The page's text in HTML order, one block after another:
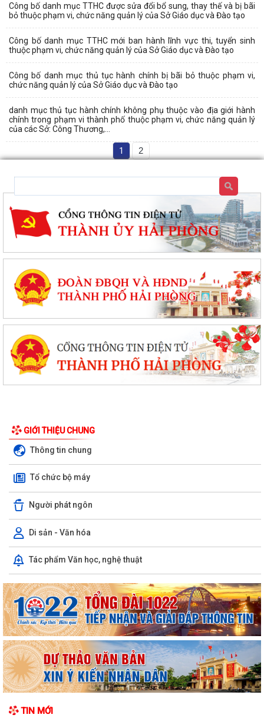
Công bố danh mục TTHC được sửa đổi bổ sung, thay thế và bị bãi
bỏ thuộc phạm vi, chức năng quản lý của Sở Giáo dục và Đào tạo
Công bố danh mục TTHC mới ban hành lĩnh vực thi, tuyển sinh
thuộc phạm vi, chức năng quản lý của Sở Giáo dục và Đào tạo
Công bố danh mục thủ tục hành chính bị bãi bỏ thuộc phạm vi,
chức năng quản lý của Sở Giáo dục và Đào tạo
danh mục thủ tục hành chính không phụ thuộc vào địa giới hành
chính trong phạm vi thành phố thuộc phạm vi, chức năng quản lý
của các Sở: Công Thương,...
1 2
GIỚI THIỆU CHUNG
Thông tin chung
Tổ chức bộ máy
Người phát ngôn
Di sản - Văn hóa
Tác phẩm Văn học, nghệ thuật
TIN MỚI
PHƯỜNG NGÔ QUYỀN THÔNG TIN VỀ VỤ CHÁY TẠI ĐƯỜNG TRẦN
KHÁNH DƯ
DANH SÁCH ĐĂNG KÝ KINH DOANH THÁNG 7/2026
Phường Ngô Quyền trao tặng sách giáo khoa, đồng phục cho 307 học
sinh có hoàn cảnh khó khăn trước...
Phường Ngô Quyền đẩy mạnh công tác phòng, chống ma túy và nhân
rộng các mô hình an ninh trật tự tại...
THƯ CẢM ƠN – NIỀM TIN CỦA NHÂN DÂN DÀNH CHO CHÍNH QUYỀN